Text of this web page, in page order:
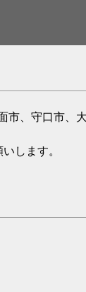
、守口市、
します。